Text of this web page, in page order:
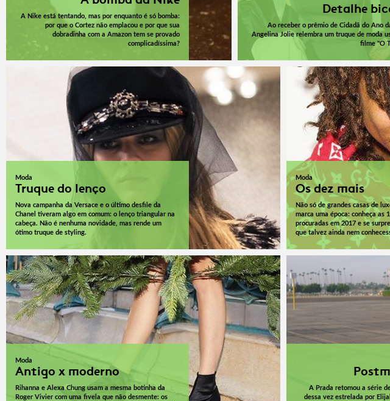
Detalhe
Ao receber o prêmio de Cidadã do Ano
Angelina Jolie relembra um truque de moda
filme "O
A Nike está tentando, mas por enquanto é só bomba:
por que o Cortez não emplacou e por que sua
dobradinha com a Amazon tem se provado
complicadíssima?
Moda
Truque do lenço
Nova campanha da Versace e o último desfile da
Chanel tiveram algo em comum: o lenço triangular na
cabeça. Não é nenhuma novidade, mas rende um
ótimo truque de styling.
Moda
Os dez mais
Não só de grandes casas de
marca uma época: conheça as
procuradas em 2017 e se
que talvez ainda nem
Moda
Antigo x moderno
Rihanna e Alexa Chung usam a mesma botinha da
Roger Vivier com uma fivela que não desmente: os
A Prada retomou a série
dessa vez estrelada por